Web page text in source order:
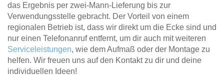
das Ergebnis per zwei-Mann-Lieferung bis zur
Verwendungsstelle gebracht. Der Vorteil von einem
regionalen Betrieb ist, dass wir direkt um die Ecke sind und
nur einen Telefonanruf entfernt, um dir auch mit weiteren
Serviceleistungen, wie dem Aufmaß oder der Montage zu
helfen. Wir freuen uns auf den Kontakt zu dir und deine
individuellen Ideen!